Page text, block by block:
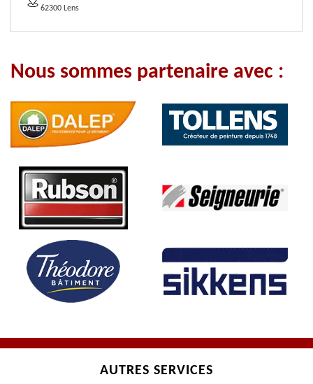
62300 Lens
Nous sommes partenaire avec :
AUTRES SERVICES